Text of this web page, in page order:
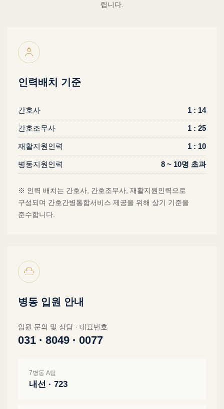
립니다.
인력배치 기준
간호사 1 : 14
간호조무사 1 : 25
재활지원인력 1 : 10
병동지원인력 8 ~ 10명 초과
※ 인력 배치는 간호사, 간호조무사, 재활지원인력으로
구성되며 간호간병통합서비스 제공을 위해 상기 기준을
준수합니다.
병동 입원 안내
입원 문의 및 상담 · 대표번호
031 · 8049 · 0077
7병동 A팀
내선 · 723